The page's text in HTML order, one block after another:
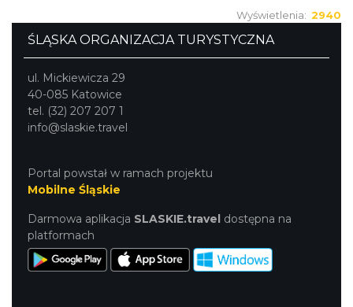
Wyświetlenia: 2940
ŚLĄSKA ORGANIZACJA TURYSTYCZNA
ul. Mickiewicza 29
40-085 Katowice
tel. (32) 207 207 1
info@slaskie.travel
Portal powstał w ramach projektu
Mobilne Śląskie
Darmowa aplikacja SLASKIE.travel dostępna na
platformach